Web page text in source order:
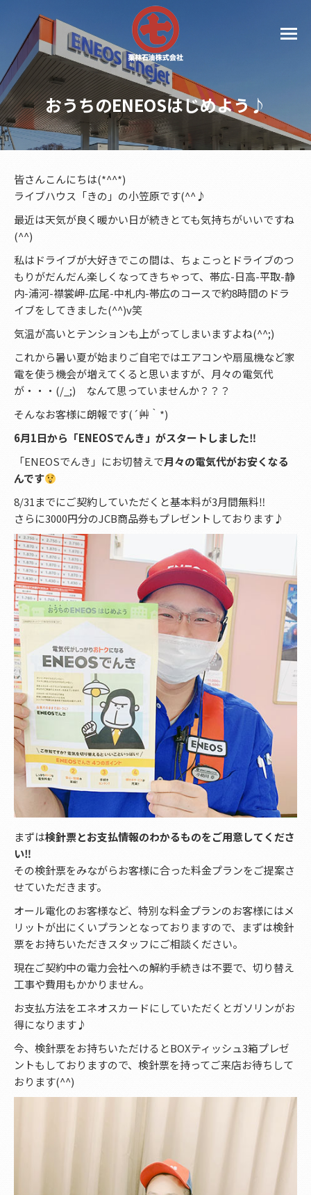
おうちのENEOSはじめよう♪
皆さんこんにちは(*^^*)
ライブハウス「きの」の小笠原です(^^♪
最近は天気が良く暖かい日が続きとても気持ちがいいですね
(^^)
私はドライブが大好きでこの間は、ちょこっとドライブのつ
もりがだんだん楽しくなってきちゃって、帯広-日高-平取-静
内-浦河-襟裳岬-広尾-中札内-帯広のコースで約8時間のドラ
イブをしてきました(^^)v笑
気温が高いとテンションも上がってしまいますよね(^^;)
これから暑い夏が始まりご自宅ではエアコンや扇風機など家
電を使う機会が増えてくると思いますが、月々の電気代
が・・・(/_;) なんて思っていませんか？？？
そんなお客様に朗報です(´艸｀*)
6月1日から「ENEOSでんき」がスタートしました‼
「ENEOSでんき」にお切替えで月々の電気代がお安くなる
んです
8/31までにご契約していただくと基本料が3月間無料‼
さらに3000円分のJCB商品券もプレゼントしております♪
まずは検針票とお支払情報のわかるものをご用意してくださ
い‼
その検針票をみながらお客様に合った料金プランをご提案さ
せていただきます。
オール電化のお客様など、特別な料金プランのお客様にはメ
リットが出にくいプランとなっておりますので、まずは検針
票をお持ちいただきスタッフにご相談ください。
現在ご契約中の電力会社への解約手続きは不要で、切り替え
工事や費用もかかりません。
お支払方法をエネオスカードにしていただくとガソリンがお
得になります♪
今、検針票をお持ちいただけるとBOXティッシュ3箱プレゼ
ントもしておりますので、検針票を持ってご来店お待ちして
おります(^^)